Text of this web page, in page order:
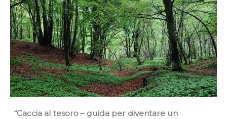
“Caccia al tesoro – guida per diventare un